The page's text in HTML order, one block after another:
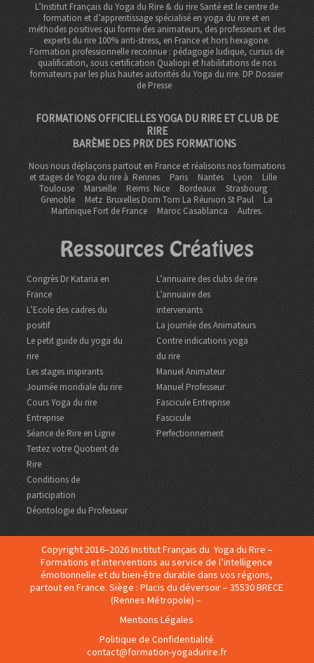
L’Institut Français du Yoga du Rire & du rire Santé est le centre de
formation et d’apprentissage spécialisé en yoga du rire et en
méthodes positives qui forme des animateurs, des professeurs et des
experts du rire 100% anti-stress, en France et hors hexagone.
Formation professionnelle reconnue : pédagogie ludique, cursus de
qualification, sous certification Qualiopi et habilitations de nos
formateurs par les plus hautes autorités du Yoga du rire. DPDossier
de Presse
FORMATIONS OFFICIELLES YOGA DU RIRE ET CLUB DE
RIRE
BARÈME DES PRIX DES FORMATIONS
Nous nous déplaçons partout en France et réalisons nos formations
et stages de Yoga du rire à Rennes Paris Nantes Lyon
Lille
Toulouse
Marseille Reims Nice Bordeaux
Strasbourg
Grenoble
Metz Bruxelles Dom TomLa Réunion St Paul
La
Martinique Fort de France
Maroc Casablanca Autres.
Ressources Créatives
Congrès Dr Kataria en
France
L’Ecole des cadres du
positif
Le petit guide du yoga du
rire
Les stages inspirants
Journée mondiale du rire
Cours Yoga du rire
Entreprise
Séance de Rire en Ligne
Testez votre Quotient de
Rire
Conditions de
participation
Déontologie du Professeur
L’annuaire des clubs de rire
L’annuaire des
intervenants
La journée des Animateurs
Contre indications yoga
du rire
Manuel Animateur
Manuel Professeur
Fascicule Entreprise
Fascicule
Perfectionnement
Copyright 2016–2026 Institut Français du Yoga du Rire –
Formations et interventions au service de l’intelligence
émotionnelle et du bien-être durable dans vos régions,
partout en France. Siège : Placis du déversoir – 35530 BRECE
(Rennes Métropole) –
Mentions Légales
Politique de Confidentialité
contact@formation-yogadurire.fr